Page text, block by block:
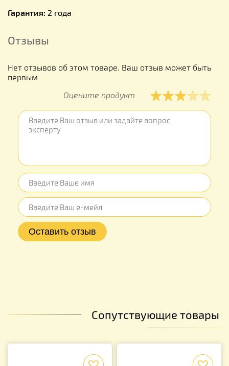
Гарантия: 2 года
Отзывы
Нет отзывов об этом товаре. Ваш отзыв может быть
первым
Оцените продукт
Сопутствующие товары